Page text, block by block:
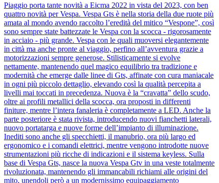
Piaggio porta tante novità a Eicma 2022 in vista del 2023, con ben
quattro novità per Vespa. Vespa Gts è nella storia della due ruote più
amata al mondo avendo raccolto l’eredità del mitico “Vespone”, così
sono sempre state battezzate le Vespa con la scocca - rigorosamente
in acciaio - più grande. Vespa con le quali muoversi elegantemente
in città ma anche pronte al viaggio, perfino all’avventura grazie a
motorizzazioni sempre generose. Stilisticamente si evolve
nettamente, mantenendo quel magico equilibrio tra tradizione e
modernità che emerge dalle linee di Gts, affinate con cura maniacale
in ogni più piccolo dettaglio, elevando così la qualità percepita a
livelli mai toccati in precedenza. Nuova è la “cravatta” dello scudo,
oltre ai profili metallici della scocca, ora proposti in differenti
finiture, mentre l’intera fanaleria è completamente a LED. Anche la
parte posteriore è stata rivista, introducendo nuovi fianchetti laterali,
nuovo portatarga e nuove forme dell’impianto di illuminazione.
Inediti sono anche gli specchietti, il manubrio, ora più largo ed
ergonomico e i comandi elettrici, mentre vengono introdotte nuove
strumentazioni più ricche di indicazioni e il sistema keyless. Sulla
base di Vespa Gts, nasce la nuova Vespa Gtv in una veste totalmente
rivoluzionata, mantenendo gli immancabili richiami alle origini del
mito, unendoli però a un modernissimo equipaggiamento